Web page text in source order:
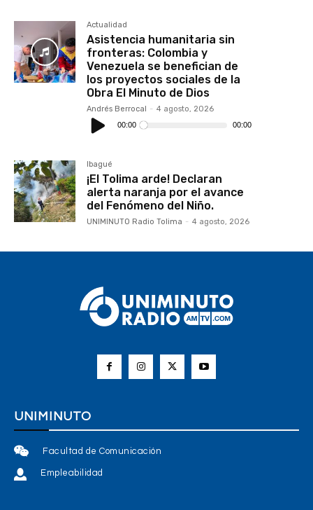
Actualidad
Asistencia humanitaria sin
fronteras: Colombia y
Venezuela se benefician de
los proyectos sociales de la
Obra El Minuto de Dios
Andrés Berrocal - 4 agosto, 2026
Reproductor
de
audio
00:00 00:00
Ibagué
¡El Tolima arde! Declaran
alerta naranja por el avance
del Fenómeno del Niño.
UNIMINUTO Radio Tolima - 4 agosto, 2026
UNIMINUTO
Facultad de Comunicación
Empleabilidad